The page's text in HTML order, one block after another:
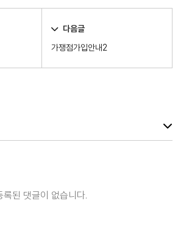
다음글
가쟁점가입안내2
록된 댓글이 없습니다.